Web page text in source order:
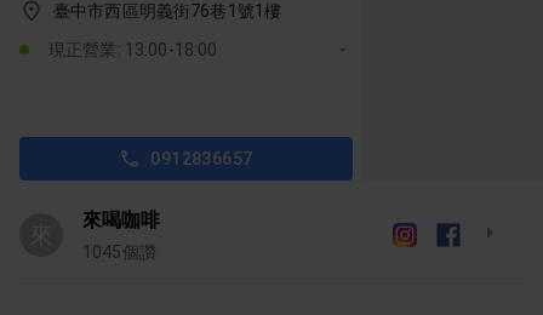
臺中市西區明義街76巷1號1樓
現正營業: 13:00-18:00
0912836657
來喝咖啡
1045個讚